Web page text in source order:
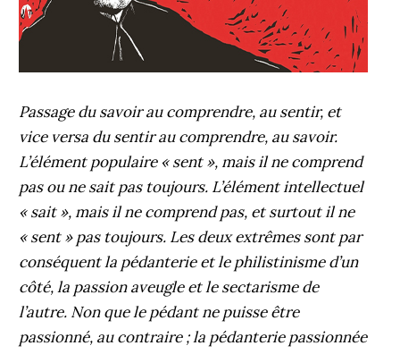
Passage du savoir au comprendre, au sentir, et
vice versa du sentir au comprendre, au savoir.
L’élément populaire « sent », mais il ne comprend
pas ou ne sait pas toujours. L’élément intellectuel
« sait », mais il ne comprend pas, et surtout il ne
« sent » pas toujours. Les deux extrêmes sont par
conséquent la pédanterie et le philistinisme d’un
côté, la passion aveugle et le sectarisme de
l’autre. Non que le pédant ne puisse être
passionné, au contraire ; la pédanterie passionnée